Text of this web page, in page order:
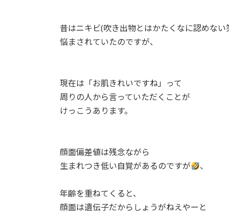
昔はニキビ(吹き出物とはかたくなに認めない
悩まされていたのですが、⁡
現在は「お肌きれいですね」って⁡
周りの人から言っていただくことが⁡
けっこうあります。⁡
顔面偏差値は残念ながら⁡
生まれつき低い自覚があるのですが
、⁡
年齢を重ねてくると、⁡
顔面は遺伝子だからしょうがねえやーと⁡